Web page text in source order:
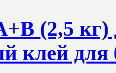
(2,5
клей для